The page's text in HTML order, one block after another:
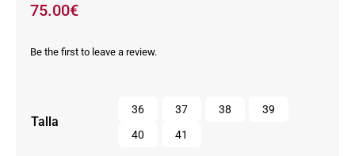
75.00€
Be the first to leave a review.
Talla
36 37 38
39
40
41